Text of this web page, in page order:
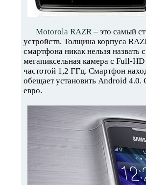
Motorola RAZR– это самый
устройств. Толщина корпуса
смартфона никак нельзя
мегапиксельная камера с Full-
частотой 1,2 ГГц. Смартфон
обещает установить Android 4.0.
евро.